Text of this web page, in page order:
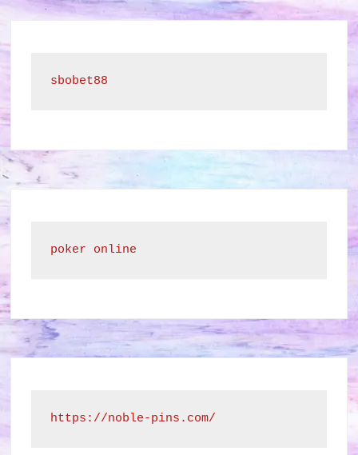
sbobet88
poker online
https://noble-pins.com/